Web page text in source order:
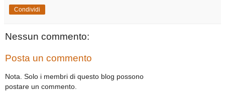
Condividi
Nessun commento:
Posta un commento
Nota. Solo i membri di questo blog possono
postare un commento.